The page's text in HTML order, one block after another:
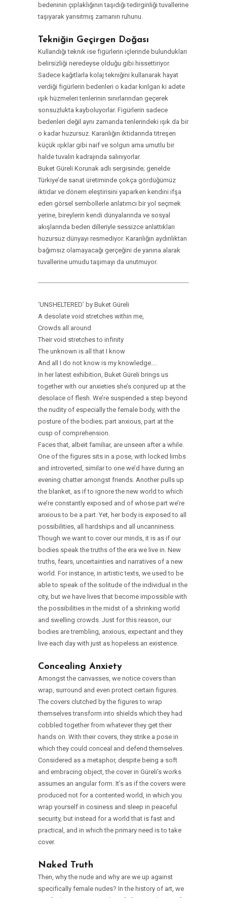
bedeninin çıplaklığının taşıdığı tedirginliği tuvallerine
taşıyarak yansıtmış zamanın ruhunu.
Tekniğin Geçirgen Doğası
Kullandığı teknik ise figürlerin içlerinde bulundukları
belirsizliği neredeyse olduğu gibi hissettiriyor.
Sadece kağıtlarla kolaj tekniğini kullanarak hayat
verdiği figürlerin bedenleri o kadar kırılgan ki adete
ışık hüzmeleri tenlerinin sınırlarından geçerek
sonsuzlukta kayboluyorlar. Figürlerin sadece
bedenleri değil aynı zamanda tenlerindeki ışık da bir
o kadar huzursuz. Karanlığın iktidarında titreşen
küçük ışıklar gibi naif ve solgun ama umutlu bir
halde tuvalin kadrajında salınıyorlar.
Buket Güreli Korunak adlı sergisinde; genelde
Türkiye’de sanat üretiminde çokça gördüğümüz
iktidar ve dönem eleştirisini yaparken kendini ifşa
eden görsel sembollerle anlatımcı bir yol seçmek
yerine, bireylerin kendi dünyalarında ve sosyal
akışlarında beden dilleriyle sessizce anlattıkları
huzursuz dünyayı resmediyor. Karanlığın aydınlıktan
bağımsız olamayacağı gerçeğini de yanına alarak
tuvallerine umudu taşımayı da unutmuyor.
‘UNSHELTERED’ by Buket Güreli
A desolate void stretches within me,
Crowds all around
Their void stretches to infinity
The unknown is all that I know
And all I do not know is my knowledge….
In her latest exhibition, Buket Güreli brings us
together with our anxieties she’s conjured up at the
desolace of flesh. We’re suspended a step beyond
the nudity of especially the female body, with the
posture of the bodies; part anxious, part at the
cusp of comprehension.
Faces that, albeit familiar, are unseen after a while.
One of the figures sits in a pose, with locked limbs
and introverted, similar to one we’d have during an
evening chatter amongst friends. Another pulls up
the blanket, as if to ignore the new world to which
we’re constantly exposed and of whose part we’re
anxious to be a part. Yet, her body is exposed to all
possibilities, all hardships and all uncanniness.
Though we want to cover our minds, it is as if our
bodies speak the truths of the era we live in. New
truths, fears, uncertainties and narratives of a new
world. For instance, in artistic texts, we used to be
able to speak of the solitude of the individual in the
city, but we have lives that become impossible with
the possibilities in the midst of a shrinking world
and swelling crowds. Just for this reason, our
bodies are trembling, anxious, expectant and they
live each day with just as hopeless an existence.
Concealing Anxiety
Amongst the canvasses, we notice covers than
wrap, surround and even protect certain figures.
The covers clutched by the figures to wrap
themselves transform into shields which they had
cobbled together from whatever they get their
hands on. With their covers, they strike a pose in
which they could conceal and defend themselves.
Considered as a metaphor, despite being a soft
and embracing object, the cover in Güreli’s works
assumes an angular form. It’s as if the covers were
produced not for a contented world, in which you
wrap yourself in cosiness and sleep in peaceful
security, but instead for a world that is fast and
practical, and in which the primary need is to take
cover.
Naked Truth
Then, why the nude and why are we up against
specifically female nudes? In the history of art, we